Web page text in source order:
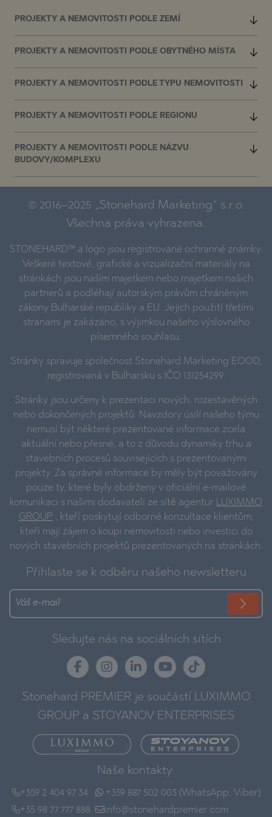
PROJEKTY A NEMOVITOSTI PODLE ZEMÍ
PROJEKTY A NEMOVITOSTI PODLE OBYTNÉHO MÍSTA
PROJEKTY A NEMOVITOSTI PODLE TYPU NEMOVITOSTI
PROJEKTY A NEMOVITOSTI PODLE REGIONU
PROJEKTY A NEMOVITOSTI PODLE NÁZVU
BUDOVY/KOMPLEXU
© 2016–2025 „Stonehard Marketing“ s.r.o.
Všechna práva vyhrazena.
STONEHARD™ a logo jsou registrované ochranné známky.
Veškeré textové, grafické a vizualizační materiály na
stránkách jsou naším majetkem nebo majetkem našich
partnerů a podléhají autorským právům chráněným
zákony Bulharské republiky a EU. Jejich použití třetími
stranami je zakázáno, s výjimkou našeho výslovného
písemného souhlasu.
Stránky spravuje společnost Stonehard Marketing EOOD,
registrovaná v Bulharsku s IČO 131254299.
Stránky jsou určeny k prezentaci nových, rozestavěných
nebo dokončených projektů. Navzdory úsilí našeho týmu
nemusí být některé prezentované informace zcela
aktuální nebo přesné, a to z důvodu dynamiky trhu a
stavebních procesů souvisejících s prezentovanými
projekty. Za správné informace by měly být považovány
pouze ty, které byly obdrženy v oficiální e-mailové
komunikaci s našimi dodavateli ze sítě agentur LUXIMMO
GROUP , kteří poskytují odborné konzultace klientům,
kteří mají zájem o koupi nemovitosti nebo investici do
nových stavebních projektů prezentovaných na stránkách.
Přihlaste se k odběru našeho newsletteru
Sledujte nás na sociálních sítích
Stonehard PREMIER je součástí LUXIMMO
GROUP a STOYANOV ENTERPRISES
Naše kontakty:
+359 2 404 97 34
+35 98 77 777 888
+359 887 502 003 (WhatsApp, Viber)
info@stonehardpremier.com